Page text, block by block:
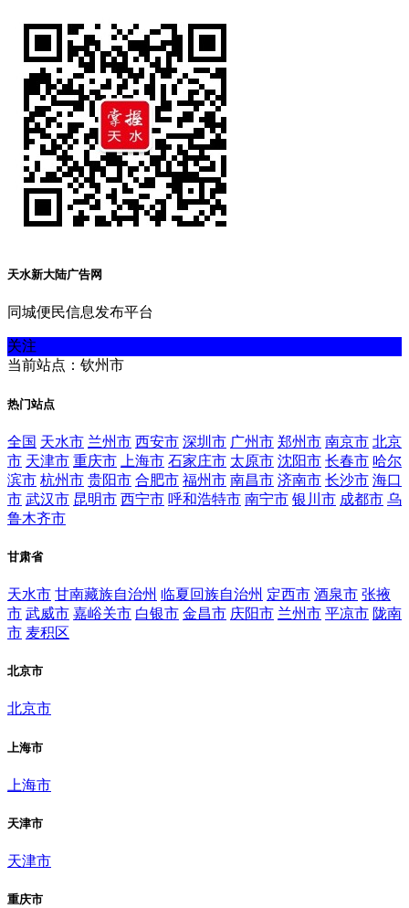
天水新大陆广告网
同城便民信息发布平台
关注
当前站点：钦州市
热门站点
全国 天水市 兰州市 西安市 深圳市 广州市 郑州市 南京市 北京
市 天津市 重庆市 上海市 石家庄市 太原市 沈阳市 长春市 哈尔
滨市 杭州市 贵阳市 合肥市 福州市 南昌市 济南市 长沙市 海口
市 武汉市 昆明市 西宁市 呼和浩特市 南宁市 银川市 成都市 乌
鲁木齐市
甘肃省
天水市 甘南藏族自治州 临夏回族自治州 定西市 酒泉市 张掖
市 武威市 嘉峪关市 白银市 金昌市 庆阳市 兰州市 平凉市 陇南
市 麦积区
北京市
北京市
上海市
上海市
天津市
天津市
重庆市